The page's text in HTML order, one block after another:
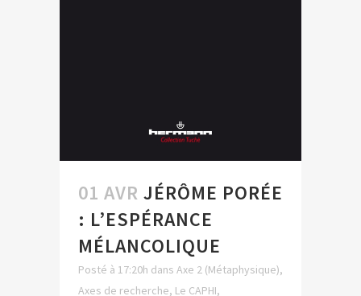
01 AVR JÉRÔME PORÉE
: L’ESPÉRANCE
MÉLANCOLIQUE
Posté à 17:20h dans Axe 2 (Métaphysique),
Axes de recherche, Le CAPHI,